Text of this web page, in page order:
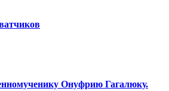
Онуфрию Гагалюку.